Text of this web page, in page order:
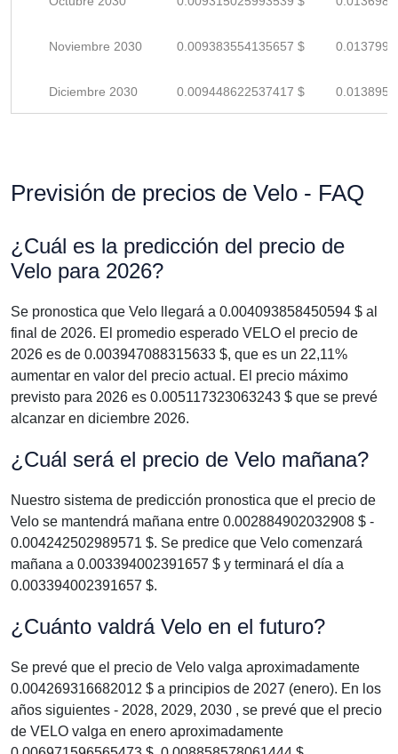
Noviembre 2030 0.009383554135657 $
Diciembre 2030 0.009448622537417 $
Previsión de precios de Velo - FAQ
¿Cuál es la predicción del precio de
Velo para 2026?
Se pronostica que Velo llegará a 0.004093858450594 $ al
final de 2026. El promedio esperado VELO el precio de
2026 es de 0.003947088315633 $, que es un 22,11%
aumentar en valor del precio actual. El precio máximo
previsto para 2026 es 0.005117323063243 $ que se prevé
alcanzar en diciembre 2026.
¿Cuál será el precio de Velo mañana?
Nuestro sistema de predicción pronostica que el precio de
Velo se mantendrá mañana entre 0.002884902032908 $ -
0.004242502989571 $. Se predice que Velo comenzará
mañana a 0.003394002391657 $ y terminará el día a
0.003394002391657 $.
¿Cuánto valdrá Velo en el futuro?
Se prevé que el precio de Velo valga aproximadamente
0.004269316682012 $ a principios de 2027 (enero). En los
años siguientes - 2028, 2029, 2030 , se prevé que el precio
de VELO valga en enero aproximadamente